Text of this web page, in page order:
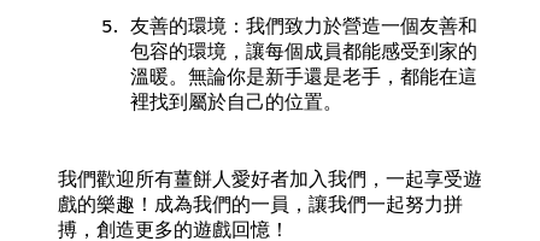
友善的環境：我們致力於營造一個友善和
包容的環境，讓每個成員都能感受到家的
溫暖。無論你是新手還是老手，都能在這
裡找到屬於自己的位置。
我們歡迎所有薑餅人愛好者加入我們，一起享受遊
戲的樂趣！成為我們的一員，讓我們一起努力拼
搏，創造更多的遊戲回憶！